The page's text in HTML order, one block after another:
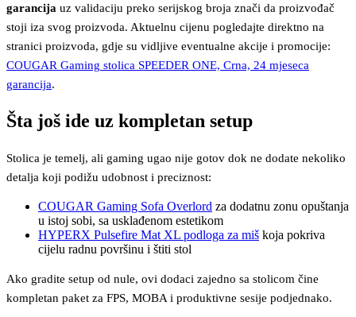
garancija uz validaciju preko serijskog broja znači da proizvođač
stoji iza svog proizvoda. Aktuelnu cijenu pogledajte direktno na
stranici proizvoda, gdje su vidljive eventualne akcije i promocije:
COUGAR Gaming stolica SPEEDER ONE, Crna, 24 mjeseca
garancija.
Šta još ide uz kompletan setup
Stolica je temelj, ali gaming ugao nije gotov dok ne dodate nekoliko
detalja koji podižu udobnost i preciznost:
COUGAR Gaming Sofa Overlord za dodatnu zonu opuštanja
u istoj sobi, sa usklađenom estetikom
HYPERX Pulsefire Mat XL podloga za miš koja pokriva
cijelu radnu površinu i štiti stol
Ako gradite setup od nule, ovi dodaci zajedno sa stolicom čine
kompletan paket za FPS, MOBA i produktivne sesije podjednako.